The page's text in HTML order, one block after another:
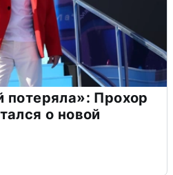
Прохор
о новой